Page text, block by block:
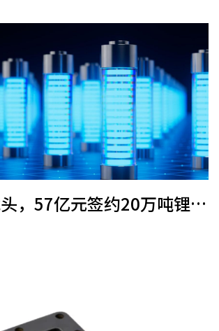
，57亿元签约20万吨锂电